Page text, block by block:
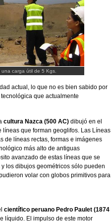
carga útil de 5 Kgs.
actual, lo que no es bien sabido por
que actualmente
cultura Nazca (500 AC) dibujó en el
que forman geoglifos. Las Líneas
de líneas rectas, formas e imágenes
más alto de antiguas
avanzado de estas líneas que se
los dibujos geométricos sólo pueden
volar con globos primitivos para
científico peruano Pedro Paulet (1874
líquido. El impulso de este motor